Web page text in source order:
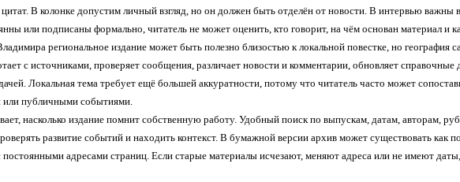
В колонке допустим личный взгляд, но он должен быть отделён от новости. В интервью важны
или подписаны формально, читатель не может оценить, кто говорит, на чём основан материал и
региональное издание может быть полезно близостью к локальной повестке, но география
с источниками, проверяет сообщения, различает новости и комментарии, обновляет
Локальная тема требует ещё большей аккуратности, потому что читатель часто может
или публичными событиями.
насколько издание помнит собственную работу. Удобный поиск по выпускам, датам, авторам,
развитие событий и находить контекст. В бумажной версии архив может существовать
постоянными адресами страниц. Если старые материалы исчезают, меняют адреса или не имеют